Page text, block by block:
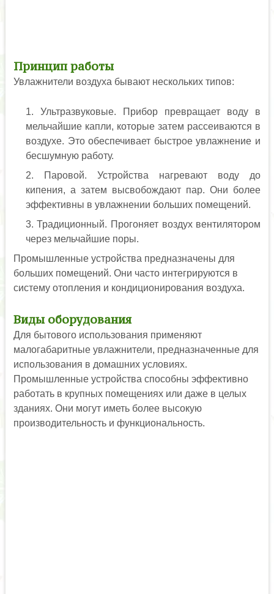
Принцип работы
Увлажнители воздуха бывают нескольких типов:
Ультразвуковые. Прибор превращает воду в
мельчайшие капли, которые затем рассеиваются в
воздухе. Это обеспечивает быстрое увлажнение и
бесшумную работу.
Паровой. Устройства нагревают воду до
кипения, а затем высвобождают пар. Они более
эффективны в увлажнении больших помещений.
Традиционный. Прогоняет воздух вентилятором
через мельчайшие поры.
Промышленные устройства предназначены для
больших помещений. Они часто интегрируются в
систему отопления и кондиционирования воздуха.
Виды оборудования
Для бытового использования применяют
малогабаритные увлажнители, предназначенные для
использования в домашних условиях.
Промышленные устройства способны эффективно
работать в крупных помещениях или даже в целых
зданиях. Они могут иметь более высокую
производительность и функциональность.